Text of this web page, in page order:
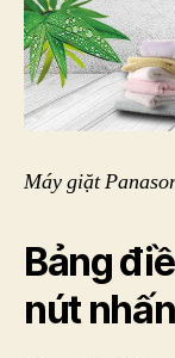
Máy giặt
Bảng
nút nhấn